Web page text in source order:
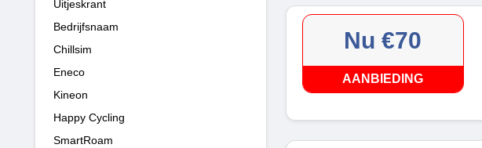
Uitjeskrant
Bedrijfsnaam
Chillsim
Eneco
Kineon
Happy Cycling
SmartRoam
Nu €70
AANBIEDING